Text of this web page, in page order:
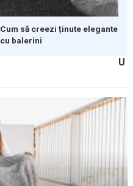
Cum să creezi ținute elegante
cu balerini
U